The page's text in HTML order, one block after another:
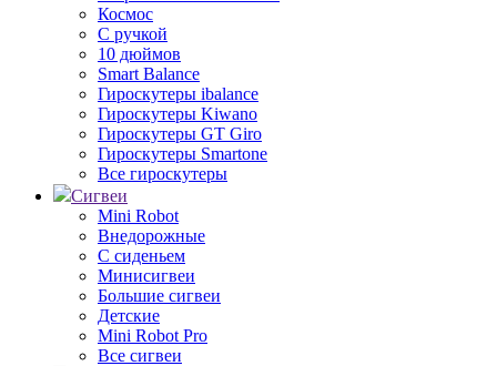
Космос
С ручкой
10 дюймов
Smart Balance
Гироскутеры ibalance
Гироскутеры Kiwano
Гироскутеры GT Giro
Гироскутеры Smartone
Все гироскутеры
Сигвеи
Mini Robot
Внедорожные
С сиденьем
Минисигвеи
Большие сигвеи
Детские
Mini Robot Pro
Все сигвеи